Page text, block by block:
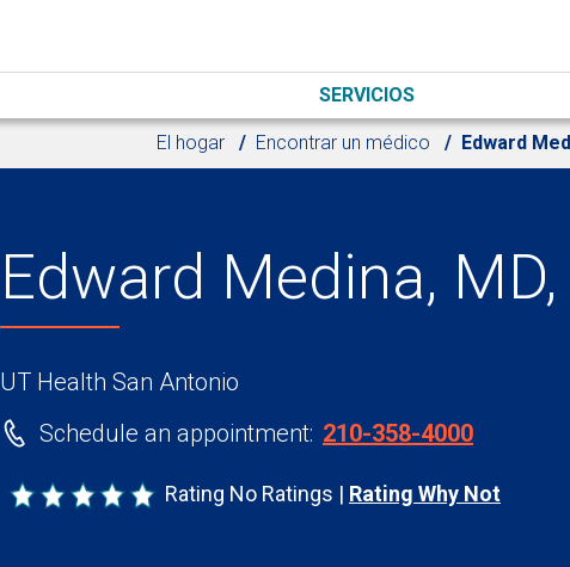
SERVICIOS
El hogar Encontrar un médico Edward
Edward Medina, MD,
UT Health San Antonio
Schedule an appointment: 210-358-4000
Rating No Ratings Rating Why Not